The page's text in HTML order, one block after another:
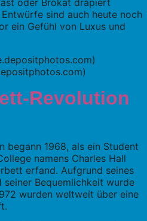
oder Brokat drapiert
sind auch heute noch
ein Gefühl von Luxus und
Revolution
begann 1968, als ein Student
namens Charles Hall
erfand. Aufgrund seines
Bequemlichkeit wurde
wurden weltweit über eine